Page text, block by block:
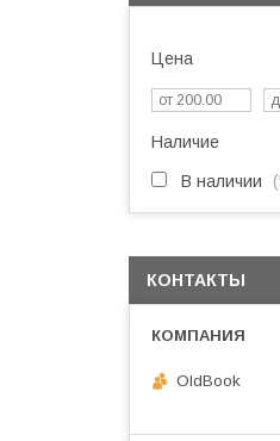
Цена
Наличие
В наличии
КОНТАКТЫ
OldBook